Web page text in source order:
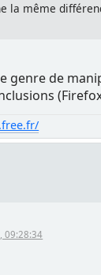
la même
genre de
09:28:34